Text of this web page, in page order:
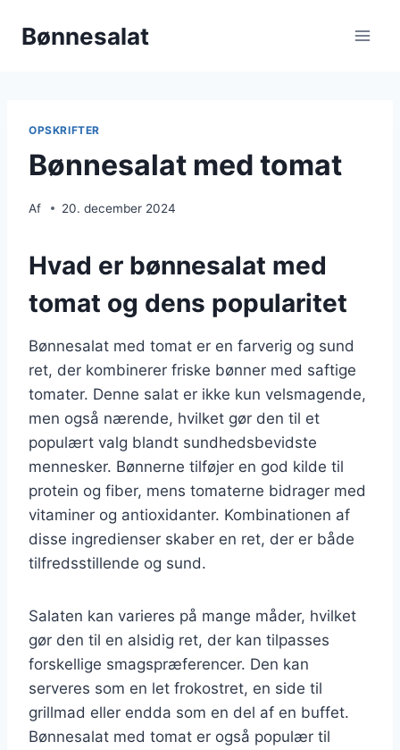
Bønnesalat
OPSKRIFTER
Bønnesalat med tomat
Af 20. december 2024
Hvad er bønnesalat med
tomat og dens popularitet
Bønnesalat med tomat er en farverig og sund
ret, der kombinerer friske bønner med saftige
tomater. Denne salat er ikke kun velsmagende,
men også nærende, hvilket gør den til et
populært valg blandt sundhedsbevidste
mennesker. Bønnerne tilføjer en god kilde til
protein og fiber, mens tomaterne bidrager med
vitaminer og antioxidanter. Kombinationen af
disse ingredienser skaber en ret, der er både
tilfredsstillende og sund.
Salaten kan varieres på mange måder, hvilket
gør den til en alsidig ret, der kan tilpasses
forskellige smagspræferencer. Den kan
serveres som en let frokostret, en side til
grillmad eller endda som en del af en buffet.
Bønnesalat med tomat er også populær til